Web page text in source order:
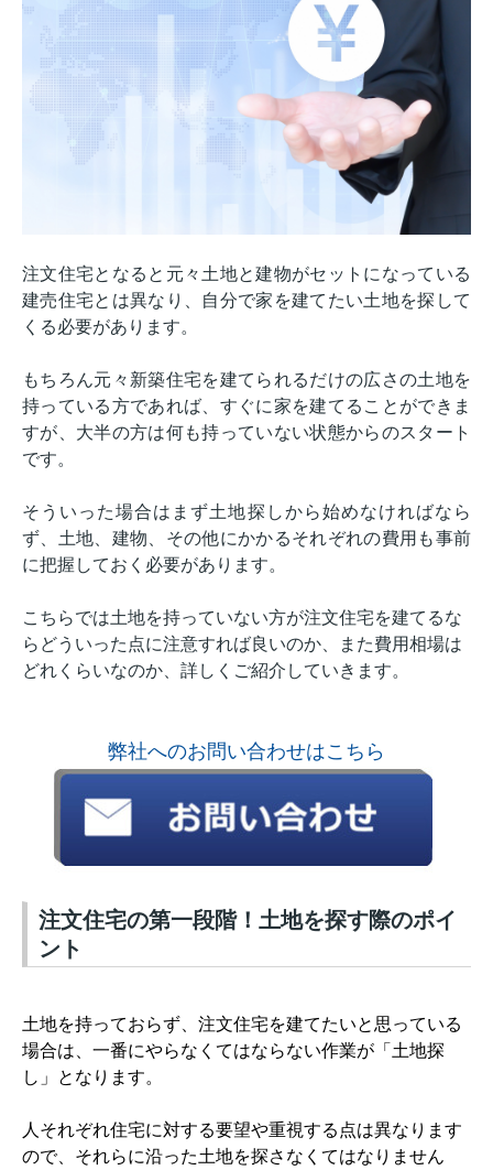
注文住宅となると元々土地と建物がセットになっている
建売住宅とは異なり、自分で家を建てたい土地を探して
くる必要があります。
もちろん元々新築住宅を建てられるだけの広さの土地を
持っている方であれば、すぐに家を建てることができま
すが、大半の方は何も持っていない状態からのスタート
です。
そういった場合はまず土地探しから始めなければなら
ず、土地、建物、その他にかかるそれぞれの費用も事前
に把握しておく必要があります。
こちらでは土地を持っていない方が注文住宅を建てるな
らどういった点に注意すれば良いのか、また費用相場は
どれくらいなのか、詳しくご紹介していきます。
弊社へのお問い合わせはこちら
注文住宅の第一段階！土地を探す際のポイ
ント
土地を持っておらず、注文住宅を建てたいと思っている
場合は、一番にやらなくてはならない作業が「土地探
し」となります。
人それぞれ住宅に対する要望や重視する点は異なります
ので、それらに沿った土地を探さなくてはなりません